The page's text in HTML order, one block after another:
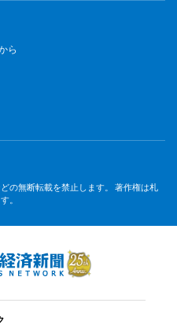
ら
の無断転載を禁止します。 著作権は札
。